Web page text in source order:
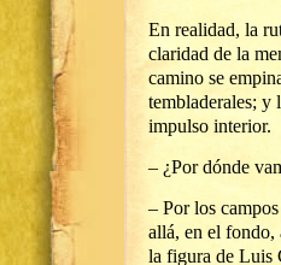
En realidad, la
claridad de la
camino se
tembladerales; y
impulso interior.
– ¿Por dónde
– Por los
allá, en el
la figura de Luis